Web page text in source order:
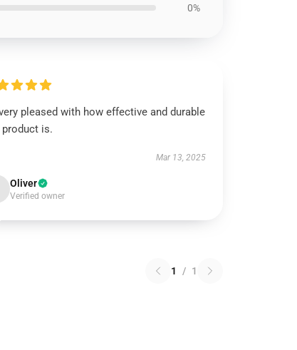
0%
very pleased with how effective and durable
is.
Mar 13, 2025
Oliver
Verified owner
1 / 1